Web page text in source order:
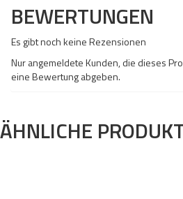
BEWERTUNGEN
Es gibt noch keine Rezensionen
Nur angemeldete Kunden, die dieses
eine Bewertung abgeben.
ÄHNLICHE